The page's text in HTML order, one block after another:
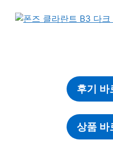
후기 바
상품 바